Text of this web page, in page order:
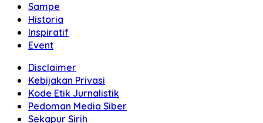
Sampe
Historia
Inspiratif
Event
Disclaimer
Kebijakan Privasi
Kode Etik Jurnalistik
Pedoman Media Siber
Sekapur Sirih